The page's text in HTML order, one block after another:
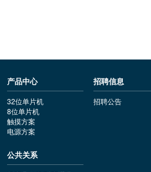
产品中心
32位单片机
8位单片机
触摸方案
电源方案
招聘信息
招聘公告
公共关系